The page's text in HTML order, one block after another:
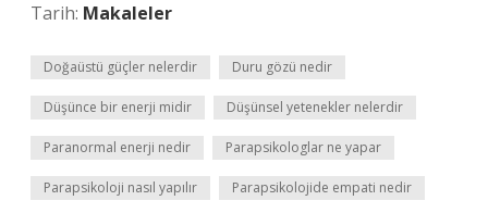
Tarih: Makaleler
Doğaüstü güçler nelerdir Duru gözü nedir
Düşünce bir enerji midir Düşünsel yetenekler nelerdir
Paranormal enerji nedir Parapsikologlar ne yapar
Parapsikoloji nasıl yapılır Parapsikolojide empati nedir